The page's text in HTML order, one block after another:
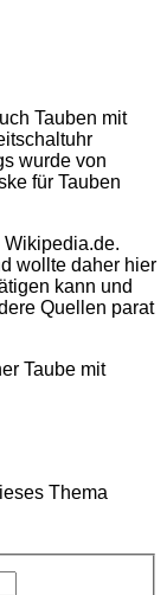
Tauben mit
wurde von
für Tauben
wollte daher hier
kann und
Quellen parat
Taube mit
Thema